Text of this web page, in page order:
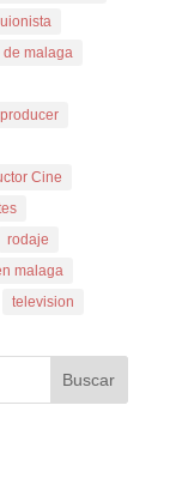
malaga
Cine
rodaje
malaga
television
Buscar